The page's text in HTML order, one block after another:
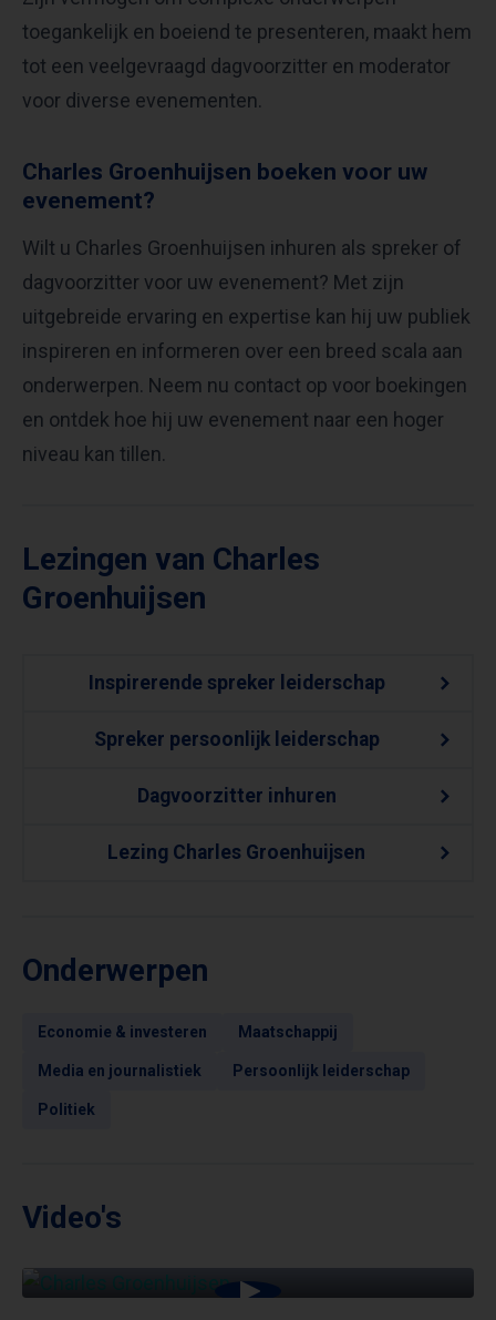
toegankelijk en boeiend te presenteren, maakt hem
tot een veelgevraagd dagvoorzitter en moderator
voor diverse evenementen.​
Charles Groenhuijsen boeken voor uw
evenement?
Wilt u Charles Groenhuijsen inhuren als spreker of
dagvoorzitter voor uw evenement? Met zijn
uitgebreide ervaring en expertise kan hij uw publiek
inspireren en informeren over een breed scala aan
onderwerpen. Neem nu contact op voor boekingen
en ontdek hoe hij uw evenement naar een hoger
niveau kan tillen.​
Lezingen van Charles
Groenhuijsen
Inspirerende spreker leiderschap
Spreker persoonlijk leiderschap
Dagvoorzitter inhuren
Lezing Charles Groenhuijsen
Onderwerpen
Economie & investeren Maatschappij
Media en journalistiek Persoonlijk leiderschap
Politiek
Video's